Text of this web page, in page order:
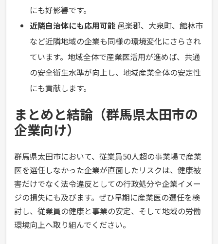
にも好影響です。
近隣自治体にも応用可能 邑楽郡、大泉町、館林市
など近隣地域の企業も同様の環境変化にさらされ
ています。地域全体で産業医活用が進めば、共通
の安全衛生水準が向上し、地域産業全体の安定性
にも貢献します。
まとめと結論（群馬県太田市の
企業向け）
群馬県太田市において、従業員50人超の事業場で産業
医を選任しなかった企業が直面したリスクは、健康被
害だけでなく法令違反としての行政処分や企業イメー
ジの損失にも及びます。ぜひ早期に産業医の選任を検
討し、従業員の健康と事業の安定、そして地域の労働
環境向上へ取り組んでください。